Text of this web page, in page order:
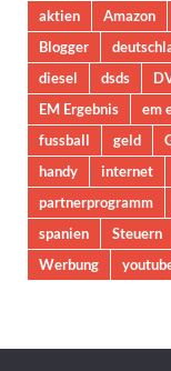
aktien Amazon
Blogger
diesel
dsds
EM Ergebnis
em
fussball
geld
handy
internet
partnerprogramm
spanien
Steuern
Werbung